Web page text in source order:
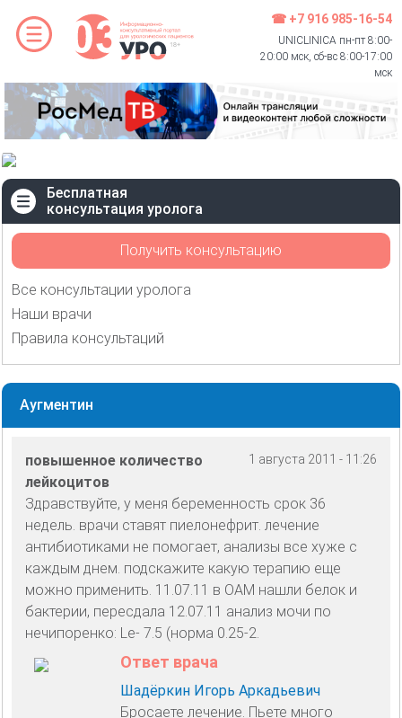
☎ +7 916 985-16-54
UNICLINICA пн-пт 8:00-
20:00 мск, сб-вс 8:00-17:00
мск
Бесплатная
консультация уролога
Получить консультацию
Все консультации уролога
Наши врачи
Правила консультаций
Аугментин
1 августа 2011 - 11:26
повышенное количество
лейкоцитов
Здравствуйте, у меня беременность срок 36
недель. врачи ставят пиелонефрит. лечение
антибиотиками не помогает, анализы все хуже с
каждым днем. подскажите какую терапию еще
можно применить. 11.07.11 в ОАМ нашли белок и
бактерии, пересдала 12.07.11 анализ мочи по
нечипоренко: Le- 7.5 (норма 0.25-2.
Ответ врача
Шадёркин Игорь Аркадьевич
Бросаете лечение. Пьете много